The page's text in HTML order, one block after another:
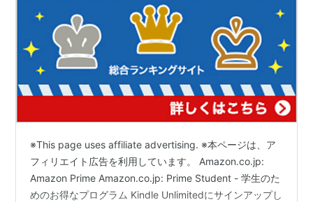
※This page uses affiliate advertising. ※本ページは、ア
フィリエイト広告を利用しています。 Amazon.co.jp:
Amazon Prime Amazon.co.jp: Prime Student - 学生のた
めのお得なプログラム Kindle Unlimitedにサインアップし